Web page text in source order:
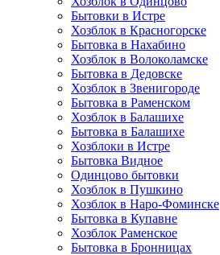
Бытовки в Истре
Хозблок в Красногорске
Бытовка в Нахабино
Хозблок в Волоколамске
Бытовкa в Дедовске
Хозблок в Звенигороде
Бытовка в Раменском
Хозблок в Балашихе
Бытовкa в Балашихе
Хозблоки в Истре
Бытовка Видное
Одинцово бытовки
Хозблок в Пушкино
Хозблок в Наро-Фоминске
Бытовка в Купавне
Хозблок Раменское
Бытовка в Бронницах